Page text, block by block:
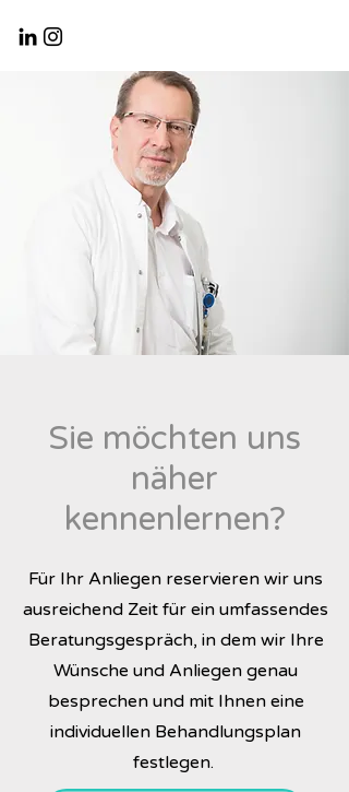
Sie möchten uns
näher
kennenlernen?
Für Ihr Anliegen reservieren wir uns
ausreichend Zeit für ein umfassendes
Beratungsgespräch, in dem wir Ihre
Wünsche und Anliegen genau
besprechen und mit Ihnen eine
individuellen Behandlungsplan
festlegen.